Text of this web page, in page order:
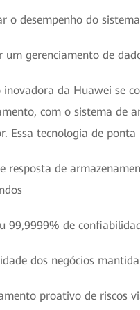
o desempenho do
um gerenciamento de
inovadora da Huawei se
com o sistema de
Essa tecnologia de
resposta de
99,9999% de
dos negócios
proativo de riscos